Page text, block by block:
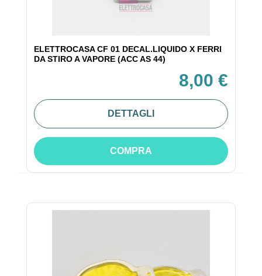
ELETTROCASA CF 01 DECAL.LIQUIDO X FERRI
DA STIRO A VAPORE (ACC AS 44)
8,00 €
DETTAGLI
COMPRA